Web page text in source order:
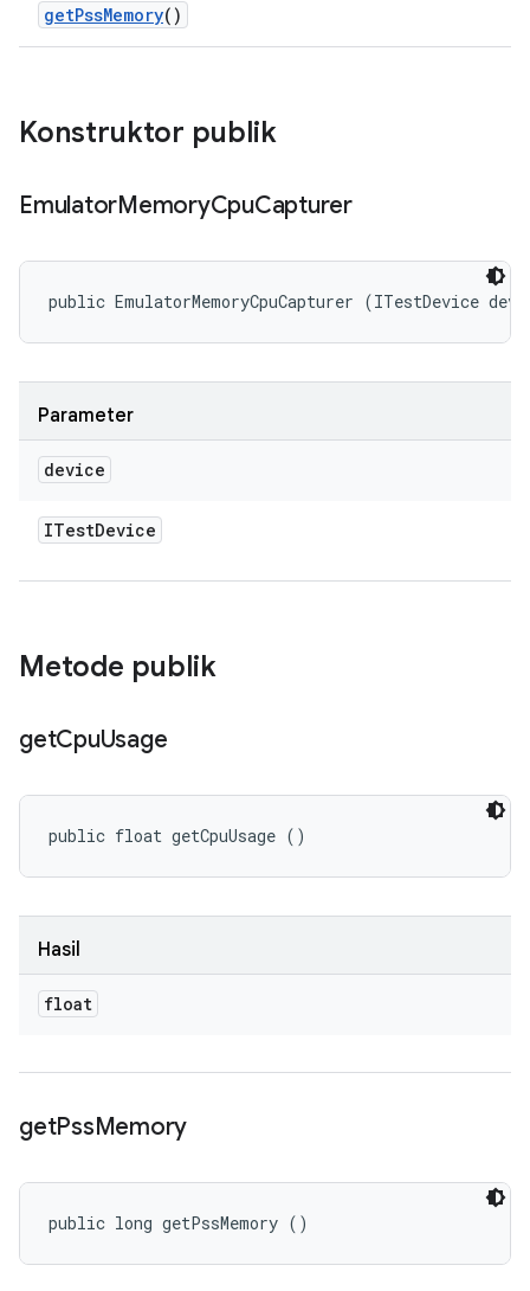
getPssMemory()
Konstruktor publik
EmulatorMemoryCpuCapturer
public EmulatorMemoryCpuCapturer (ITestDevice
Parameter
device
ITestDevice
Metode publik
getCpuUsage
public float getCpuUsage ()
Hasil
float
getPssMemory
public long getPssMemory ()